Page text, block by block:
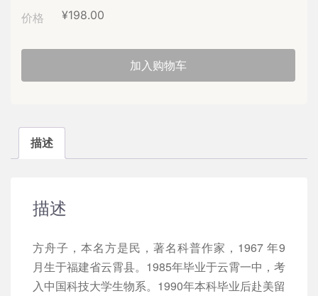
价格 ¥198.00
加入购物车
描述
描述
方舟子，本名方是民，著名科普作家，1967 年9
月生于福建省云霄县。1985年毕业于云霄一中，考
入中国科技大学生物系。1990年本科毕业后赴美留